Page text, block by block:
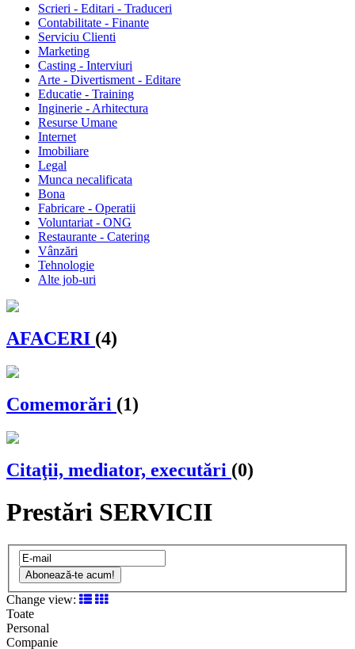
Scrieri - Editari - Traduceri
Contabilitate - Finante
Serviciu Clienti
Marketing
Casting - Interviuri
Arte - Divertisment - Editare
Educatie - Training
Inginerie - Arhitectura
Resurse Umane
Internet
Imobiliare
Legal
Munca necalificata
Bona
Fabricare - Operatii
Voluntariat - ONG
Restaurante - Catering
Vânzări
Tehnologie
Alte job-uri
AFACERI (4)
Comemorări (1)
Citaţii, mediator, executări (0)
Prestări SERVICII
Abonează-te acum!
Change view:
Toate
Personal
Companie